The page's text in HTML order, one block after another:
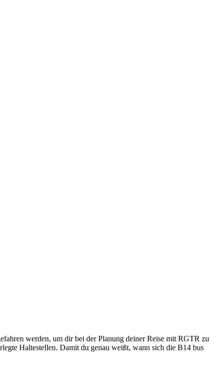
werden, um dir bei der Planung deiner Reise mit RGTR zu
Haltestellen. Damit du genau weißt, wann sich die B14 bus